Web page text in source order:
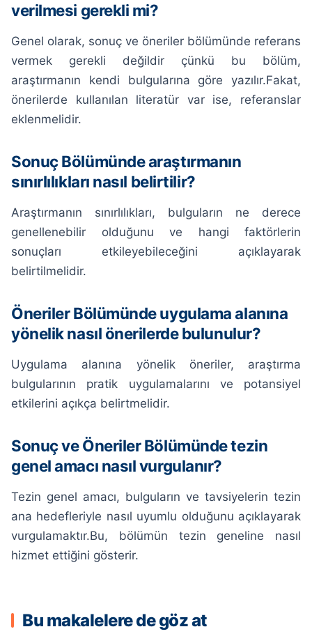
verilmesi gerekli mi?
Genel olarak, sonuç ve öneriler bölümünde referans
vermek gerekli değildir çünkü bu bölüm,
araştırmanın kendi bulgularına göre yazılır.Fakat,
önerilerde kullanılan literatür var ise, referanslar
eklenmelidir.
Sonuç Bölümünde araştırmanın
sınırlılıkları nasıl belirtilir?
Araştırmanın sınırlılıkları, bulguların ne derece
genellenebilir olduğunu ve hangi faktörlerin
sonuçları etkileyebileceğini açıklayarak
belirtilmelidir.
Öneriler Bölümünde uygulama alanına
yönelik nasıl önerilerde bulunulur?
Uygulama alanına yönelik öneriler, araştırma
bulgularının pratik uygulamalarını ve potansiyel
etkilerini açıkça belirtmelidir.
Sonuç ve Öneriler Bölümünde tezin
genel amacı nasıl vurgulanır?
Tezin genel amacı, bulguların ve tavsiyelerin tezin
ana hedefleriyle nasıl uyumlu olduğunu açıklayarak
vurgulamaktır.Bu, bölümün tezin geneline nasıl
hizmet ettiğini gösterir.
Bu makalelere de göz at